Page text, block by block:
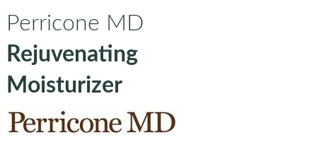
Perricone MD
Rejuvenating
Moisturizer